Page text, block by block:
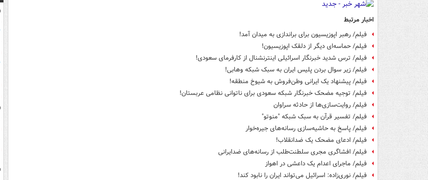
اخبار مرتبط
فیلم/ رهبر اپوزیسیون برای براندازی به میدان آمد!
فیلم/ حماسه‌ای دیگر از دلقک اپوزیسیون!
فیلم/ ترس شدید خبرنگار اسرائیلی اینترنشنال از کارفرمای سعودی!
فیلم/ زیر سوال بردن پلیس ایران به سبک شبکه وهابی!
فیلم/ پیشنهاد یک ایرانی وطن‌فروش به شیوخ منطقه!
فیلم/ توجیه مضحک خبرنگار شبکه سعودی برای ناتوانی نظامی عربستان!
فیلم/ روایت‌سازی‌ها از حادثه سراوان
فیلم/ تفسیر قرآن به سبک شبکه "منوتو"
فیلم/ پاسخ به حاشیه‌سازی رسانه‌های جیره‌خوار
فیلم/ ادعای مضحک یک ضدانقلاب!
فیلم/ افشاگری‌ مجری سلطنت‌طلب از رسانه‌های ضدایرانی
فیلم/ ماجرای اعدام یک داعشی در اهواز
فیلم/ نوری‌زاده: اسرائیل می‌تواند ایران را نابود کند!